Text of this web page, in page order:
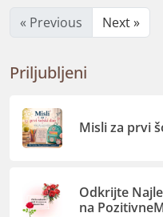
« Previous Next »
Priljubljeni
Misli za prvi
Odkrijte
na